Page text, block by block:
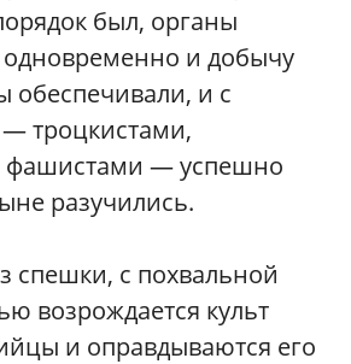
был, органы
одновременно и добычу
обеспечивали, и с
троцкистами,
фашистами — успешно
разучились.
спешки, с похвальной
возрождается культ
и оправдываются его